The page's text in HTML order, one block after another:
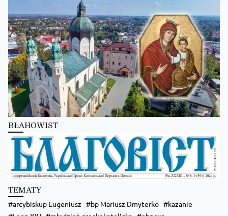
Kościół GreckokatolickiKościół Greckokatolicki
zmienił(a) swój status.
6 hours ago
Zobacz na Facebooku · Udostępnij
Kościół Greckokatolicki
2 days ago
Школи Християнського Аніматора (ШХА)
✨ Хочеш не просто проводити час, а зростати у вірі, відкривати свої
таланти та навчитися надихати інших?
Запрошуємо тебе до Школи Християнського Аніматора (ШХА) —
місця, де формується нове покоління християнських лідерів.
💙 На тебе чекає:
• формація, яка допоможе зміцнити віру;
• практичні навички для організації зустрічей, т
... Zobacz więcej
BŁAHOWIST
TEMATY
arcybiskup Eugeniusz bp Mariusz Dmyterko
kazanie